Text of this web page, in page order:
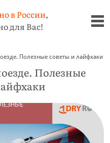
в России,
для Вас!
Полезные советы и лайфхаки
Полезные